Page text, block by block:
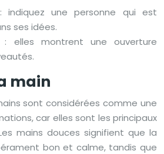
indiquez une personne qui est
ses idées.
: elles montrent une ouverture
main
sont considérées comme une
car elles sont les principaux
mains douces signifient que la
bon et calme, tandis que